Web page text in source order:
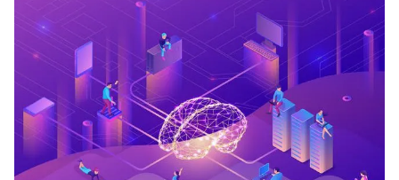
Thị trường
Tư vấn
Lịch phát sóng
Chuyên mục khác
Emagazine Podcast
Photo Infographic